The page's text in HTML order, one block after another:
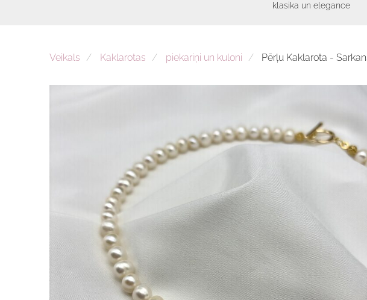
klasika un elegance
Veikals Kaklarotas piekariņi un kuloni Pērļu Kaklarota -